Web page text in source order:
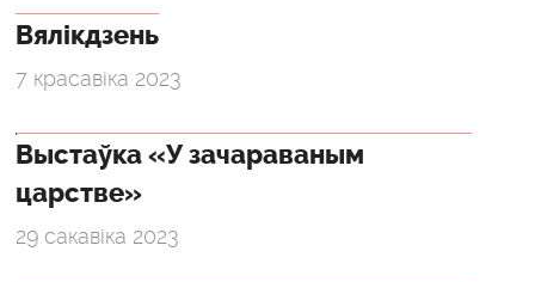
Вялікдзень
7 красавіка 2023
Выстаўка «У зачараваным
царстве»
29 сакавіка 2023